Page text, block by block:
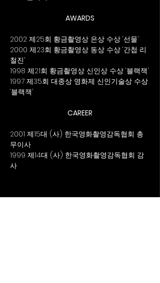
AWARDS
2002 제25회 황금촬영상 은상 수상 ‘선물’
2000 제23회 황금촬영상 동상 수상 ‘간첩 리
철진’
1998 제21회 황금촬영상 신인상 수상 ‘블랙잭’
1997 제35회 대종상 영화제 신인기술상 수상
‘블랙잭’
CAREER
2001 제15대 (사) 한국영화촬영감독협회 총
무이사
1999 제14대 (사) 한국영화촬영감독협회 감
사